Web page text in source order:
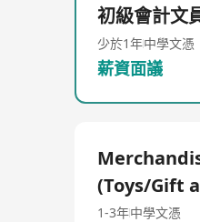
Tel : 35231388
Fax : 35231333
Whatsapp :
E-mail :
Web Site :
LIKE US
https://
FREE FOR JOB
All the
初級會計文
少於1年中學文憑
薪資面議
(Toys/Gift
1-3年中學文憑